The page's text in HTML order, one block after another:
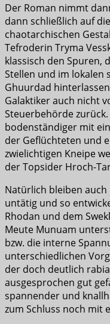
Der Roman nimmt
dann schließlich auf
chaotarchischen
Tefroderin Tryma
klassisch den Spuren,
Stellen und im lokalen
Ghuurdad
Galaktiker auch nicht
Steuerbehörde
bodenständiger mit
der Geflüchteten und
zwielichtigen Kneipe
der Topsider Hroch-
Natürlich bleiben
untätig und so
Rhodan und dem
Meute Munuam
bzw. die interne
unterschiedlichen
der doch deutlich
ausgesprochen gut
spannender und
zum Schluss noch mit